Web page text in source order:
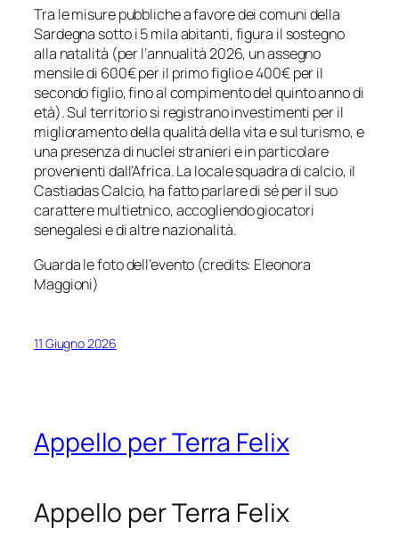
Tra le misure pubbliche a favore dei comuni della
Sardegna sotto i 5 mila abitanti, figura il sostegno
alla natalità (per l’annualità 2026, un assegno
mensile di 600€ per il primo figlio e 400€ per il
secondo figlio, fino al compimento del quinto anno di
età). Sul territorio si registrano investimenti per il
miglioramento della qualità della vita e sul turismo, e
una presenza di nuclei stranieri e in particolare
provenienti dall’Africa. La locale squadra di calcio, il
Castiadas Calcio, ha fatto parlare di sé per il suo
carattere multietnico, accogliendo giocatori
senegalesi e di altre nazionalità.
Guarda le foto dell’evento (credits: Eleonora
Maggioni)
11 Giugno 2026
Appello per Terra Felix
Appello per Terra Felix